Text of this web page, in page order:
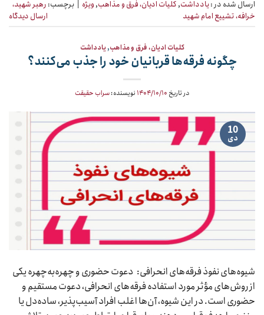
ارسال شده در :یادداشت, کلیات ادیان، فرق و مذاهب, ویژه برچسب: رهبر شهید،
خرافه، تشییع امام شهید
ارسال دیدگاه
کلیات ادیان، فرق و مذاهب,یادداشت
چگونه فرقه‌ها قربانیان خود را جذب می‌کنند؟
در تاریخ ۱۴۰۴/۱۰/۱۰ نویسنده:سراب حقیقت
10
دی
شیوه‌های نفوذ فرقه‌های انحرافی: دعوت حضوری و چهره‌به‌چهره یکی
از روش‌های مؤثر مورد استفاده فرقه‌های انحرافی، دعوت مستقیم و
حضوری است. در این شیوه، آن‌ها اغلب افراد آسیب‌پذیر، ساده‌دل یا